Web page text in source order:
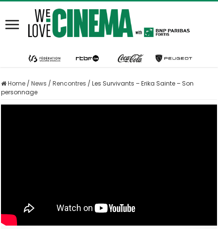
Home / News / Rencontres / Les Survivants – Erika Sainte – Son
personnage